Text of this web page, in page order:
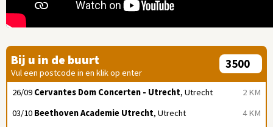
Bij u in de buurt
Vul een postcode in en klik op enter
2 KM
26/09 Cervantes Dom Concerten - Utrecht, Utrecht
4 KM
03/10 Beethoven Academie Utrecht, Utrecht